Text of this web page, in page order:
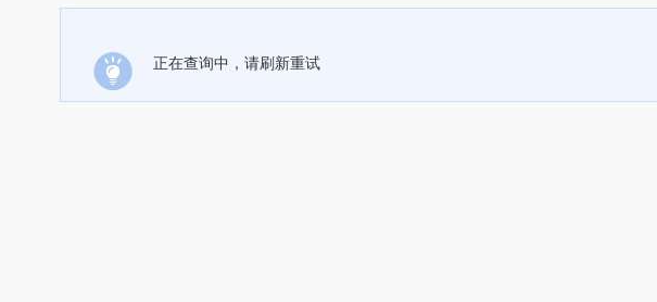
正在查询中，请刷新重试